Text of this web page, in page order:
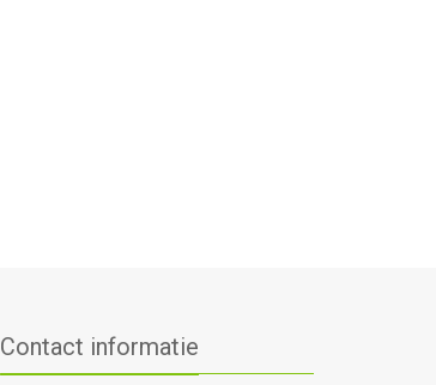
Contact informatie